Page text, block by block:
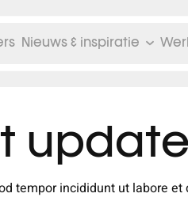
Nieuws & inspiratie
tempor incididunt ut labore